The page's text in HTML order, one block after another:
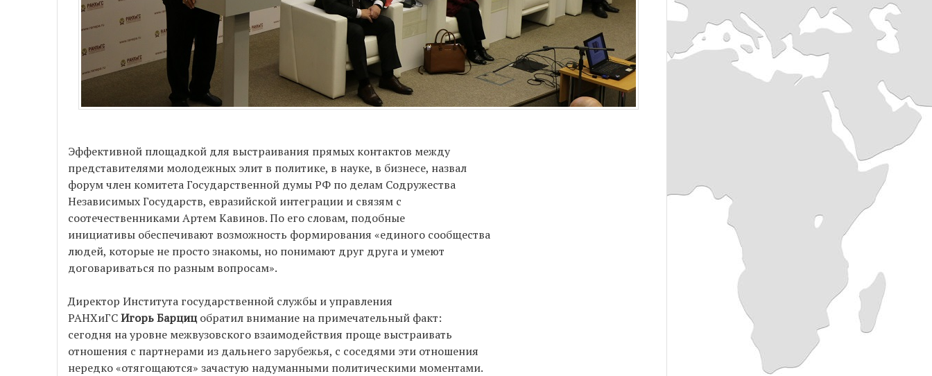
Эффективной площадкой для выстраивания прямых контактов между
представителями молодежных элит в политике, в науке, в бизнесе, назвал
форум член комитета Государственной думы РФ по делам Содружества
Независимых Государств, евразийской интеграции и связям с
соотечественниками Артем Кавинов. По его словам, подобные
инициативы обеспечивают возможность формирования «единого сообщества
людей, которые не просто знакомы, но понимают друг друга и умеют
договариваться по разным вопросам».
Директор Института государственной службы и управления
РАНХиГСИгорь Барцицобратил внимание на примечательный факт:
сегодня на уровне межвузовского взаимодействия проще выстраивать
отношения с партнерами из дальнего зарубежья, с соседями эти отношения
нередко «отягощаются» зачастую надуманными политическими моментами.